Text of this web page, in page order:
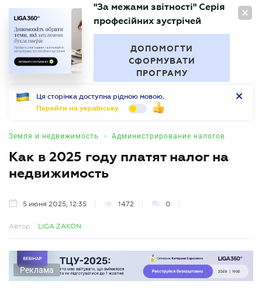
RU
БУХГАЛТЕР
"За межами звітності" Серія
професійних зустрічей
ДОПОМОГТИ
СФОРМУВАТИ
ПРОГРАМУ
Ця сторінка доступна рідною мовою.
Перейти на українську
Земля и недвижимость • Администрирование налогов
Как в 2025 году платят налог на
недвижимость
5 июня 2025, 12:35 1472 0
Автор: LIGA ZAKON
Реклама